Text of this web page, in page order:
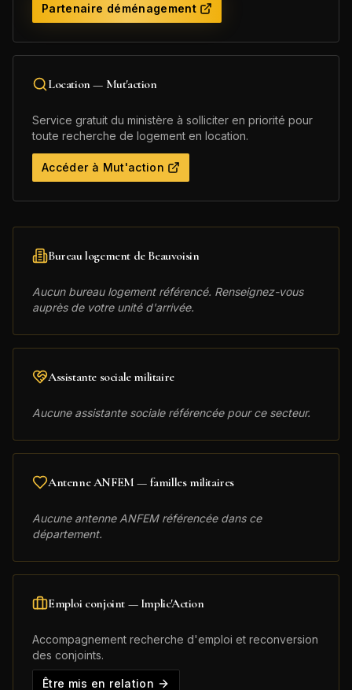
Partenaire déménagement
Location — Mut'action
Service gratuit du ministère à solliciter en priorité pour
toute recherche de logement en location.
Accéder à Mut'action
Bureau logement de Beauvoisin
Aucun bureau logement référencé. Renseignez-vous
auprès de votre unité d'arrivée.
Assistante sociale militaire
Aucune assistante sociale référencée pour ce secteur.
Antenne ANFEM — familles militaires
Aucune antenne ANFEM référencée dans ce
département.
Emploi conjoint — Implic'Action
Accompagnement recherche d'emploi et reconversion
des conjoints.
Être mis en relation